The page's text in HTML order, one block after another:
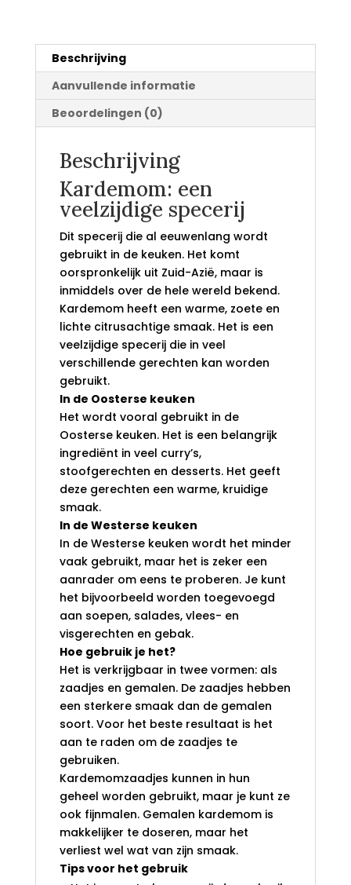
Beschrijving
Aanvullende informatie
Beoordelingen (0)
Beschrijving
Kardemom: een
veelzijdige specerij
Dit specerij die al eeuwenlang wordt
gebruikt in de keuken. Het komt
oorspronkelijk uit Zuid-Azië, maar is
inmiddels over de hele wereld bekend.
Kardemom heeft een warme, zoete en
lichte citrusachtige smaak. Het is een
veelzijdige specerij die in veel
verschillende gerechten kan worden
gebruikt.
In de Oosterse keuken
Het wordt vooral gebruikt in de
Oosterse keuken. Het is een belangrijk
ingrediënt in veel curry’s,
stoofgerechten en desserts. Het geeft
deze gerechten een warme, kruidige
smaak.
In de Westerse keuken
In de Westerse keuken wordt het minder
vaak gebruikt, maar het is zeker een
aanrader om eens te proberen. Je kunt
het bijvoorbeeld worden toegevoegd
aan soepen, salades, vlees- en
visgerechten en gebak.
Hoe gebruik je het?
Het is verkrijgbaar in twee vormen: als
zaadjes en gemalen. De zaadjes hebben
een sterkere smaak dan de gemalen
soort. Voor het beste resultaat is het
aan te raden om de zaadjes te
gebruiken.
Kardemomzaadjes kunnen in hun
geheel worden gebruikt, maar je kunt ze
ook fijnmalen. Gemalen kardemom is
makkelijker te doseren, maar het
verliest wel wat van zijn smaak.
Tips voor het gebruik